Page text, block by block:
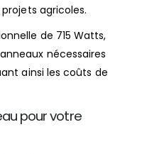
agricoles.
de 715 Watts,
nécessaires
ainsi les coûts de
pour votre